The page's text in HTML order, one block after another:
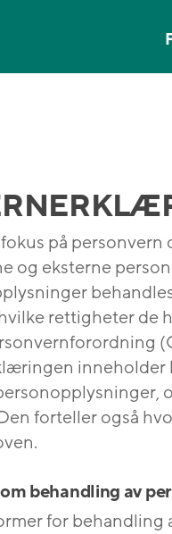
på
og eksterne
rettigheter de
inneholder
forteller også
behandling av
for